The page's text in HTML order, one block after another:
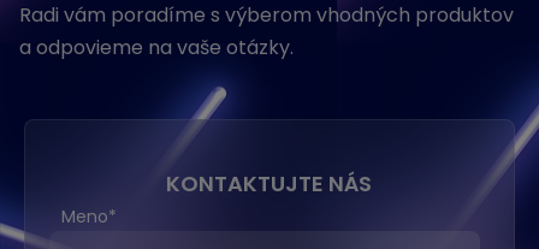
Radi vám poradíme s výberom vhodných produktov
a odpovieme na vaše otázky.
KONTAKTUJTE NÁS
Meno*